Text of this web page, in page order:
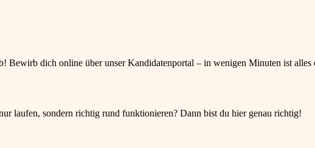
Bewirb dich online über unser Kandidatenportal – in wenigen Minuten ist alles
laufen, sondern richtig rund funktionieren? Dann bist du hier genau richtig!